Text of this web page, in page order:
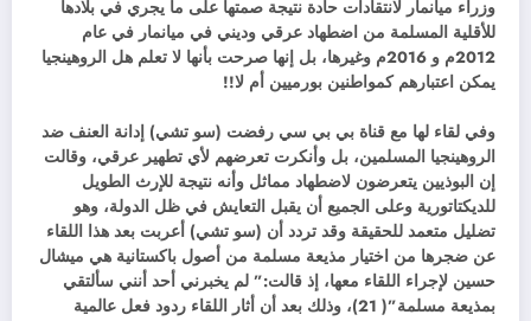
وزراء ميانمار لانتقادات حادة نتيجة صمتها على ما يجري في بلادها
للأقلية المسلمة من اضطهاد عرقي وديني في ميانمار في عام
2012م و 2016م وغيرها، بل إنها صرحت بأنها لا تعلم هل الروهينجيا
يمكن اعتبارهم كمواطنين بورميين أم لا!!
وفي لقاء لها مع قناة بي بي سي رفضت (سو تشي) إدانة العنف ضد
الروهينجيا المسلمين، بل وأنكرت تعرضهم لأي تطهير عرقي، وقالت
إن البوذيين يتعرضون لاضطهاد مماثل وأنه نتيجة للإرث الطويل
للديكتاتورية وعلى الجميع أن يقبل التعايش في ظل الدولة، وهو
تضليل متعمد للحقيقة وقد تردد أن (سو تشي) أعربت بعد هذا اللقاء
عن ضجرها من اختيار مذيعة مسلمة من أصول باكستانية هي ميشال
حسين لإجراء اللقاء معها، إذ قالت:” لم يخبرني أحد أنني سألتقي
بمذيعة مسلمة”( 21)، وذلك بعد أن أثار اللقاء ردود فعل عالمية